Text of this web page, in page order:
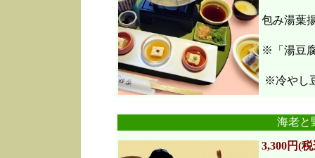
包み湯葉
※「湯豆
※冷やし
海老
3,300円(